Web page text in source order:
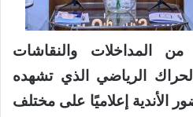
المداخلات والنقاشات
الرياضي الذي تشهده
الأندية إعلاميًا على مختلف